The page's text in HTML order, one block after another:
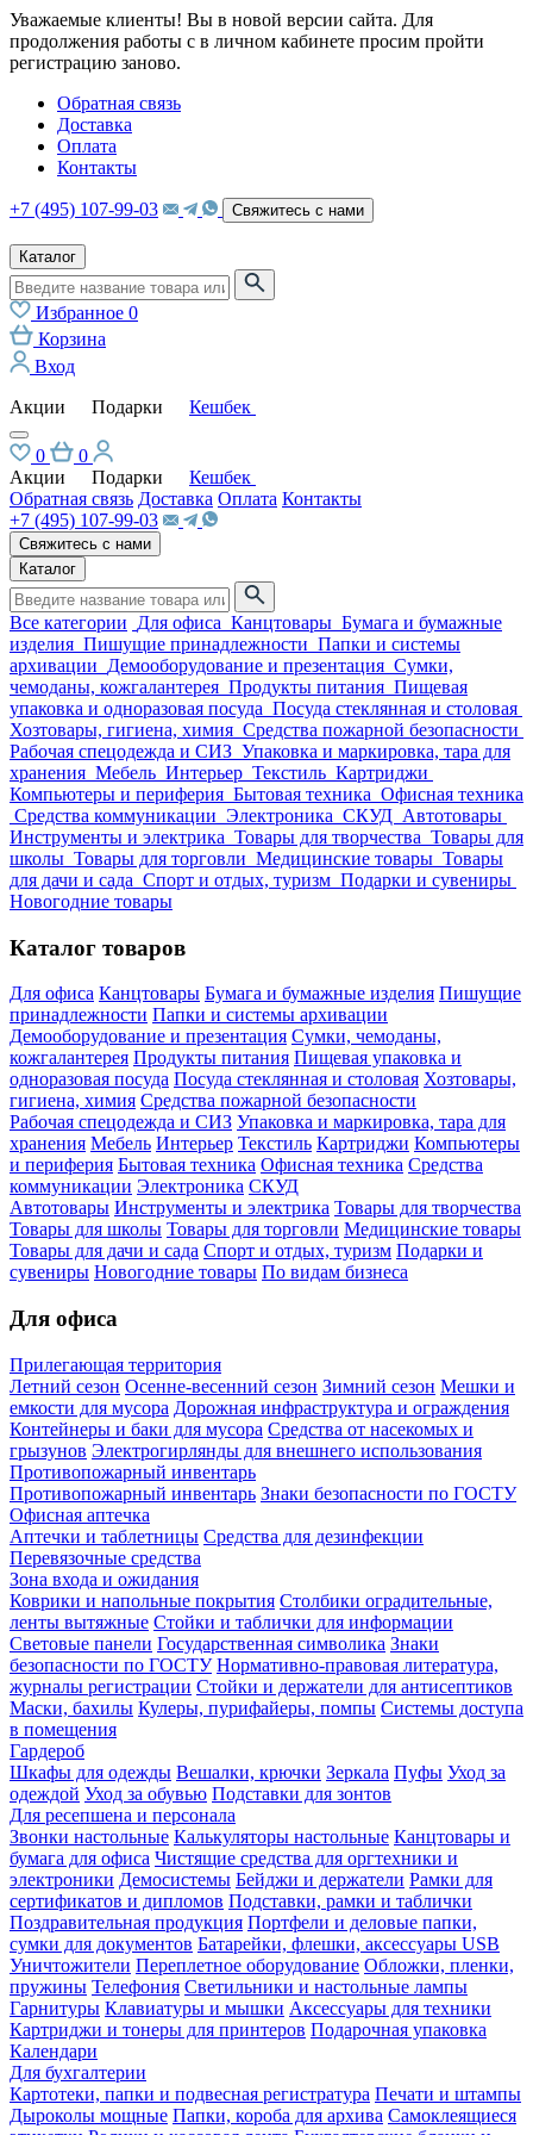
Уважаемые клиенты! Вы в новой версии сайта. Для
продолжения работы с в личном кабинете просим пройти
регистрацию заново.
Обратная связь
Доставка
Оплата
Контакты
+7 (495) 107-99-03 Свяжитесь с нами
Каталог
Избранное 0
Корзина
Вход
Акции
Подарки Кешбек
0
0
Акции
Подарки
Кешбек
Обратная связь Доставка Оплата Контакты
+7 (495) 107-99-03
Свяжитесь с нами
Каталог
Все категории Для офиса Канцтовары Бумага и бумажные
изделия Пишущие принадлежности Папки и системы
архивации Демооборудование и презентация Сумки,
чемоданы, кожгалантерея Продукты питания Пищевая
упаковка и одноразовая посуда Посуда стеклянная и столовая
Хозтовары, гигиена, химия Средства пожарной безопасности
Рабочая спецодежда и СИЗ Упаковка и маркировка, тара для
хранения Мебель Интерьер Текстиль Картриджи
Компьютеры и периферия Бытовая техника Офисная техника
Средства коммуникации Электроника СКУД Автотовары
Инструменты и электрика Товары для творчества Товары для
школы Товары для торговли Медицинские товары Товары
для дачи и сада Спорт и отдых, туризм Подарки и сувениры
Новогодние товары
Каталог товаров
Для офиса Канцтовары Бумага и бумажные изделия Пишущие
принадлежности Папки и системы архивации
Демооборудование и презентация Сумки, чемоданы,
кожгалантерея Продукты питания Пищевая упаковка и
одноразовая посуда Посуда стеклянная и столовая Хозтовары,
гигиена, химия Средства пожарной безопасности
Рабочая спецодежда и СИЗ Упаковка и маркировка, тара для
хранения Мебель Интерьер Текстиль Картриджи Компьютеры
и периферия Бытовая техника Офисная техника Средства
коммуникации Электроника СКУД
Автотовары Инструменты и электрика Товары для творчества
Товары для школы Товары для торговли Медицинские товары
Товары для дачи и сада Спорт и отдых, туризм Подарки и
сувениры Новогодние товары По видам бизнеса
Для офиса
Прилегающая территория
Летний сезон Осенне-весенний сезон Зимний сезон Мешки и
емкости для мусора Дорожная инфраструктура и ограждения
Контейнеры и баки для мусора Средства от насекомых и
грызунов Электрогирлянды для внешнего использования
Противопожарный инвентарь
Противопожарный инвентарь Знаки безопасности по ГОСТУ
Офисная аптечка
Аптечки и таблетницы Средства для дезинфекции
Перевязочные средства
Зона входа и ожидания
Коврики и напольные покрытия Столбики оградительные,
ленты вытяжные Стойки и таблички для информации
Световые панели Государственная символика Знаки
безопасности по ГОСТУ Нормативно-правовая литература,
журналы регистрации Стойки и держатели для антисептиков
Маски, бахилы Кулеры, пурифайеры, помпы Системы доступа
в помещения
Гардероб
Шкафы для одежды Вешалки, крючки Зеркала Пуфы Уход за
одеждой Уход за обувью Подставки для зонтов
Для ресепшена и персонала
Звонки настольные Калькуляторы настольные Канцтовары и
бумага для офиса Чистящие средства для оргтехники и
электроники Демосистемы Бейджи и держатели Рамки для
сертификатов и дипломов Подставки, рамки и таблички
Поздравительная продукция Портфели и деловые папки,
сумки для документов Батарейки, флешки, аксессуары USB
Уничтожители Переплетное оборудование Обложки, пленки,
пружины Телефония Светильники и настольные лампы
Гарнитуры Клавиатуры и мышки Аксессуары для техники
Картриджи и тонеры для принтеров Подарочная упаковка
Календари
Для бухгалтерии
Картотеки, папки и подвесная регистратура Печати и штампы
Дыроколы мощные Папки, короба для архива Самоклеящиеся